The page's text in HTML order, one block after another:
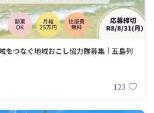
をつなぐ地域おこし協力隊募集｜五島列
123